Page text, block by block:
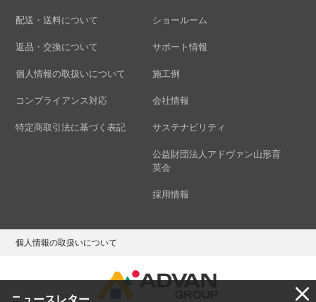
ニュースレター
配送・送料について
返品・交換について
個人情報の取扱いについて
コンプライアンス対応
特定商取引法に基づく表記
ショールーム
サポート情報
施工例
会社情報
サステナビリティ
公益財団法人アドヴァン山形育
英会
採用情報
個人情報の取扱いについて